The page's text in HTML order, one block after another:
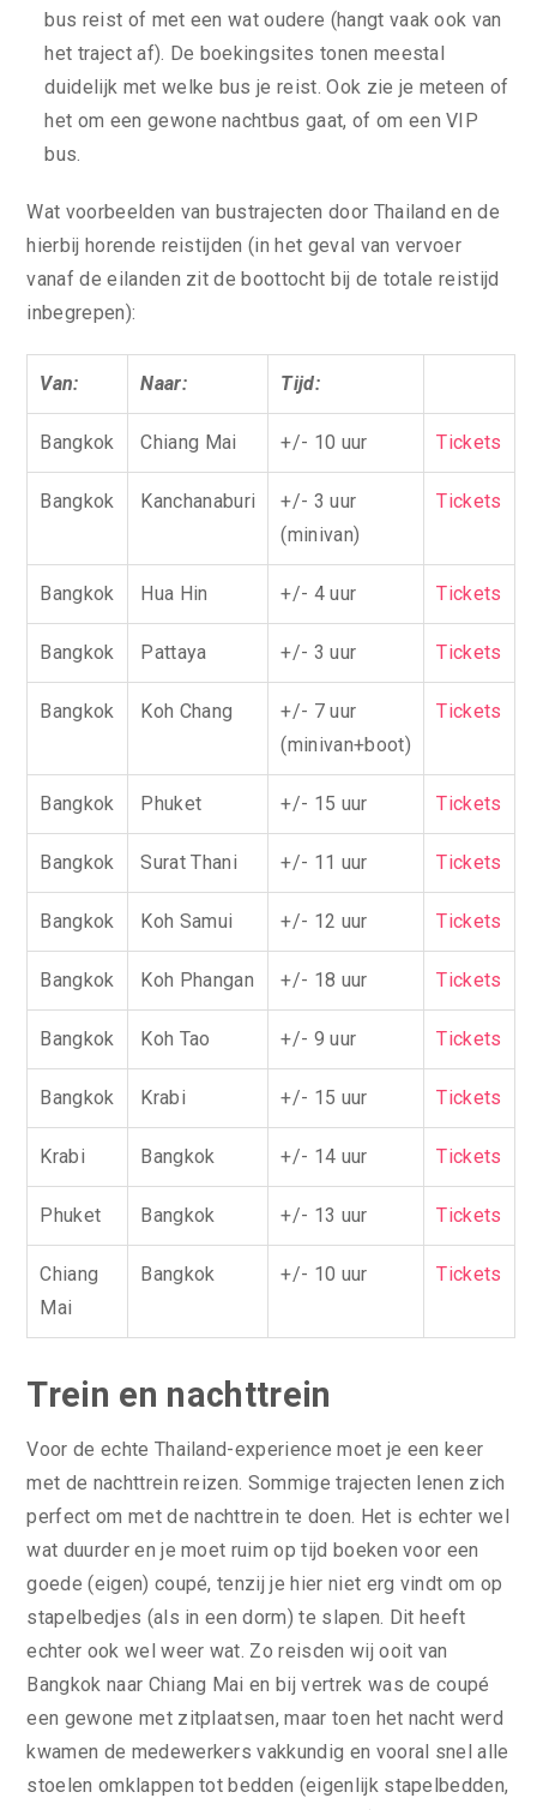
bus reist of met een wat oudere (hangt vaak ook van
het traject af). De boekingsites tonen meestal
duidelijk met welke bus je reist. Ook zie je meteen of
het om een gewone nachtbus gaat, of om een VIP
bus.
Wat voorbeelden van bustrajecten door Thailand en de
hierbij horende reistijden (in het geval van vervoer
vanaf de eilanden zit de boottocht bij de totale reistijd
inbegrepen):
Van: Naar: Tijd:
Bangkok Chiang Mai +/- 10 uur Tickets
Bangkok Kanchanaburi
+/- 3 uur
(minivan)
Tickets
Bangkok Hua Hin +/- 4 uur Tickets
Bangkok Pattaya +/- 3 uur Tickets
Bangkok Koh Chang
+/- 7 uur
(minivan+boot)
Tickets
Bangkok Phuket +/- 15 uur Tickets
Bangkok Surat Thani +/- 11 uur Tickets
Bangkok Koh Samui +/- 12 uur Tickets
Bangkok Koh Phangan +/- 18 uur Tickets
Bangkok Koh Tao +/- 9 uur Tickets
Bangkok Krabi +/- 15 uur Tickets
Krabi Bangkok +/- 14 uur Tickets
Phuket Bangkok +/- 13 uur Tickets
Chiang
Mai
Bangkok +/- 10 uur Tickets
Trein en nachttrein
Voor de echte Thailand-experience moet je een keer
met de nachttrein reizen. Sommige trajecten lenen zich
perfect om met de nachttrein te doen. Het is echter wel
wat duurder en je moet ruim op tijd boeken voor een
goede (eigen) coupé, tenzij je hier niet erg vindt om op
stapelbedjes (als in een dorm) te slapen. Dit heeft
echter ook wel weer wat. Zo reisden wij ooit van
Bangkok naar Chiang Mai en bij vertrek was de coupé
een gewone met zitplaatsen, maar toen het nacht werd
kwamen de medewerkers vakkundig en vooral snel alle
stoelen omklappen tot bedden (eigenlijk stapelbedden,